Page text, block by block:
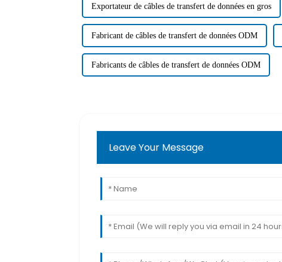
Exportateur de câbles de transfert de données en gros
Fabricant de câbles de transfert de données ODM
Fabricants de câbles de transfert de données ODM
Leave Your Message